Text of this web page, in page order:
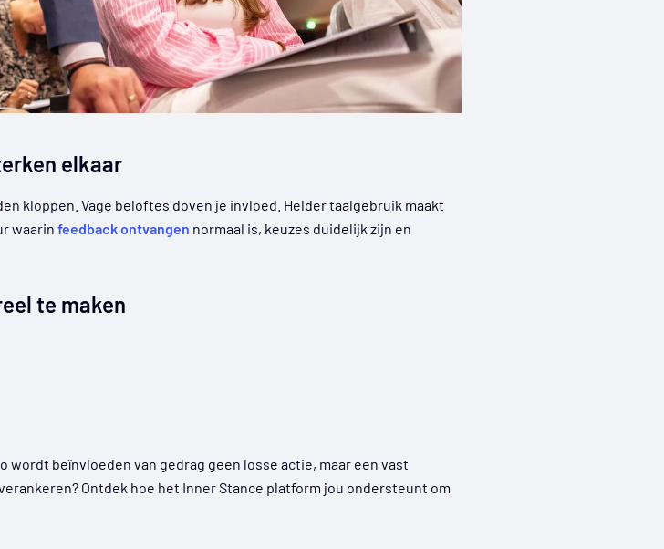
elkaar
kloppen. Vage beloftes doven je invloed. Helder taalgebruik maakt
waarin feedback ontvangen normaal is, keuzes duidelijk zijn en
te maken
wordt beïnvloeden van gedrag geen losse actie, maar een vast
Ontdek hoe het Inner Stance platform jou ondersteunt om